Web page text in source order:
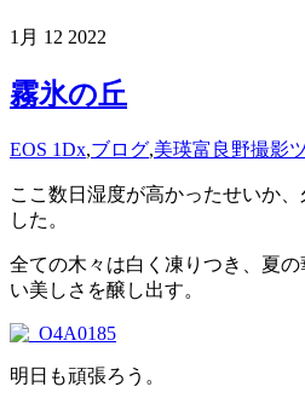
1月 12 2022
霧氷の丘
EOS 1Dx,ブログ,美瑛富良野撮影
ここ数日湿度が高かったせいか
した。
全ての木々は白く凍りつき、夏
い美しさを醸し出す。
明日も頑張ろう。